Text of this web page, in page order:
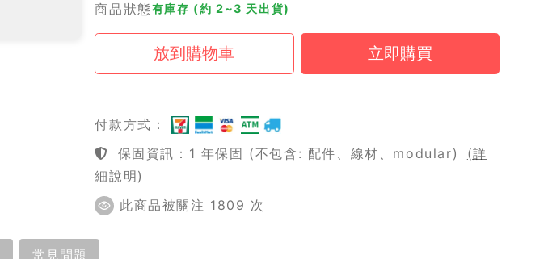
商品狀態有庫存 (約 2~3 天出貨)
付款方式：
保固資訊：1 年保固 (不包含: 配件、線材、modular)
(詳
細說明)
此商品被關注 1809 次
常見問題